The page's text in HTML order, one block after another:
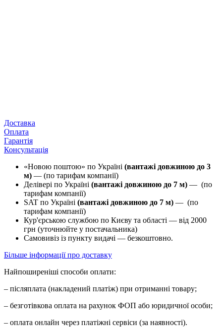
Доставка
Оплата
Гарантія
Консультація
«Новою поштою» по Україні (вантажі довжиною до 3
м) — (по тарифам компанії)
Делівері по Україні (вантажі довжиною до 7 м) — (по
тарифам компанії)
SAT по Україні (вантажі довжиною до 7 м) — (по
тарифам компанії)
Кур'єрською службою по Києву та області — від 2000
грн (уточнюйте у постачальника)
Самовивіз із пункту видачі — безкоштовно.
Більше інформації про доставку
Найпоширеніші способи оплати:
– післяплата (накладений платіж) при отриманні товару;
– безготівкова оплата на рахунок ФОП або юридичної особи;
– оплата онлайн через платіжні сервіси (за наявності).